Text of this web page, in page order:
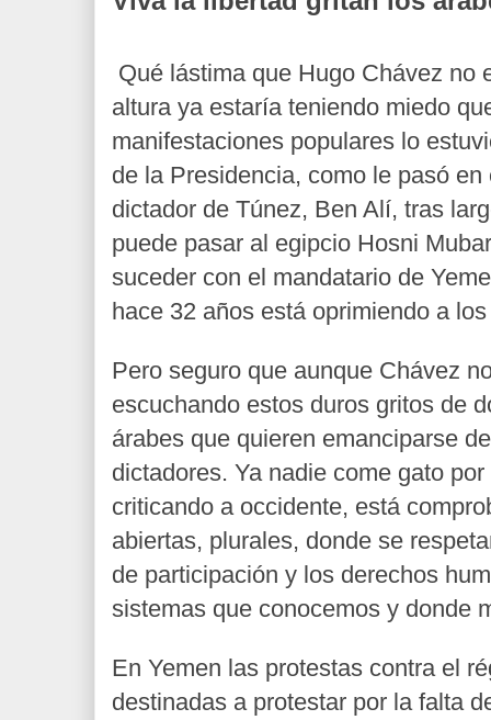
Qué lástima que Hugo Chávez no
altura ya estaría teniendo miedo
manifestaciones populares lo
de la Presidencia, como le pasó
dictador de Túnez, Ben Alí, tras
puede pasar al egipcio Hosni
suceder con el mandatario de
hace 32 años está oprimiendo a
Pero seguro que aunque Chávez
escuchando estos duros gritos de
árabes que quieren emanciparse
dictadores. Ya nadie come gato
criticando a occidente, está
abiertas, plurales, donde se
de participación y los derechos
sistemas que conocemos y donde
En Yemen las protestas contra el
destinadas a protestar por la falta